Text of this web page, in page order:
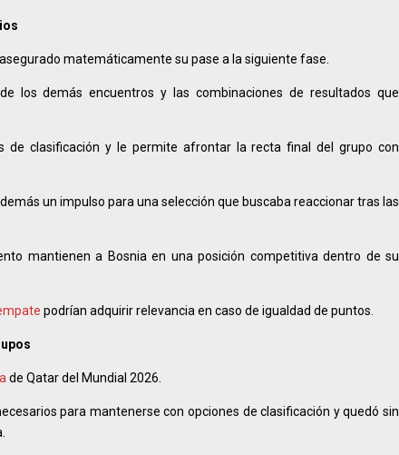
matemáticamente su pase a la siguiente fase.
los demás encuentros y las combinaciones de resultados que
de clasificación y le permite afrontar la recta final del grupo con
un impulso para una selección que buscaba reaccionar tras las
mantienen a Bosnia en una posición competitiva dentro de su
podrían adquirir relevancia en caso de igualdad de puntos.
de Qatar del Mundial 2026.
para mantenerse con opciones de clasificación y quedó sin